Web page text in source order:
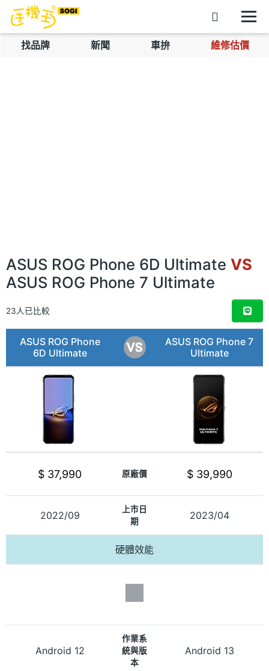
找品牌 新聞 車拚 維修估價
ASUS ROG Phone 6D Ultimate VS
ASUS ROG Phone 7 Ultimate
23人已比較
ASUS ROG Phone
6D Ultimate
ASUS ROG Phone 7
Ultimate
$ 37,990 原廠價 $ 39,990
2022/09
上市日
期
2023/04
硬體效能
Android 12
作業系
統與版
本
Android 13